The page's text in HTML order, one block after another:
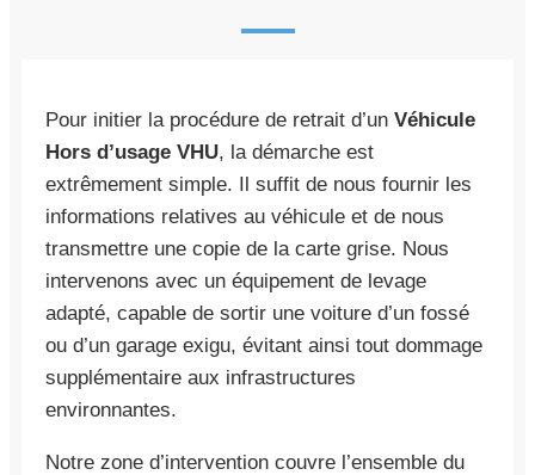
Pour initier la procédure de retrait d’un Véhicule
Hors d’usage VHU, la démarche est
extrêmement simple. Il suffit de nous fournir les
informations relatives au véhicule et de nous
transmettre une copie de la carte grise. Nous
intervenons avec un équipement de levage
adapté, capable de sortir une voiture d’un fossé
ou d’un garage exigu, évitant ainsi tout dommage
supplémentaire aux infrastructures
environnantes.
Notre zone d’intervention couvre l’ensemble du